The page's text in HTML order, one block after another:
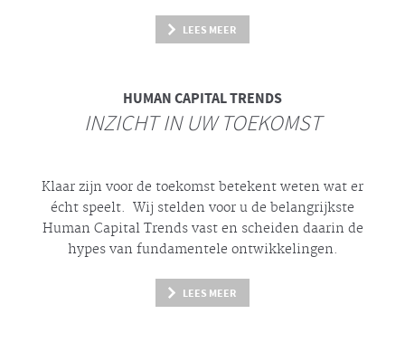
LEES MEER
HUMAN CAPITAL TRENDS
INZICHT IN UW TOEKOMST
Klaar zijn voor de toekomst betekent weten wat er
écht speelt. Wij stelden voor u de belangrijkste
Human Capital Trends vast en scheiden daarin de
hypesvan fundamentele ontwikkelingen.
LEES MEER